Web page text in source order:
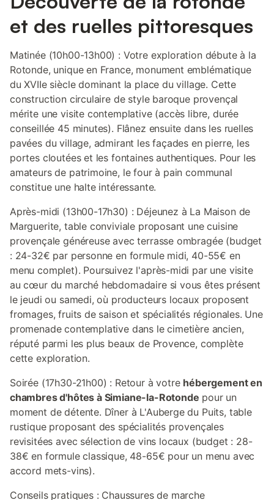
et des ruelles pittoresques
Matinée (10h00-13h00) : Votre exploration débute à la
Rotonde, unique en France, monument emblématique
du XVIIe siècle dominant la place du village. Cette
construction circulaire de style baroque provençal
mérite une visite contemplative (accès libre, durée
conseillée 45 minutes). Flânez ensuite dans les ruelles
pavées du village, admirant les façades en pierre, les
portes cloutées et les fontaines authentiques. Pour les
amateurs de patrimoine, le four à pain communal
constitue une halte intéressante.
Après-midi (13h00-17h30) : Déjeunez à La Maison de
Marguerite, table conviviale proposant une cuisine
provençale généreuse avec terrasse ombragée (budget
: 24-32€ par personne en formule midi, 40-55€ en
menu complet). Poursuivez l'après-midi par une visite
au cœur du marché hebdomadaire si vous êtes présent
le jeudi ou samedi, où producteurs locaux proposent
fromages, fruits de saison et spécialités régionales. Une
promenade contemplative dans le cimetière ancien,
réputé parmi les plus beaux de Provence, complète
cette exploration.
Soirée (17h30-21h00) : Retour à votre hébergement en
chambres d'hôtes à Simiane-la-Rotonde pour un
moment de détente. Dîner à L'Auberge du Puits, table
rustique proposant des spécialités provençales
revisitées avec sélection de vins locaux (budget : 28-
38€ en formule classique, 48-65€ pour un menu avec
accord mets-vins).
Conseils pratiques : Chaussures de marche